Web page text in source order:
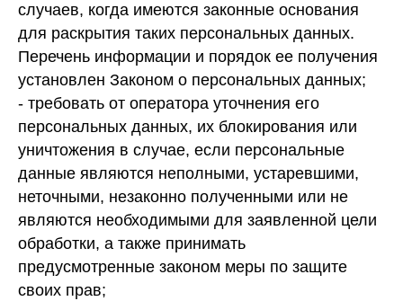
случаев, когда имеются законные основания
для раскрытия таких персональных данных.
Перечень информации и порядок ее получения
установлен Законом о персональных данных;
- требовать от оператора уточнения его
персональных данных, их блокирования или
уничтожения в случае, если персональные
данные являются неполными, устаревшими,
неточными, незаконно полученными или не
являются необходимыми для заявленной цели
обработки, а также принимать
предусмотренные законом меры по защите
своих прав;